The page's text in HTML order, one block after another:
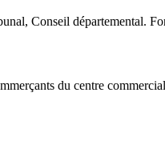
Conseil départemental.
du centre